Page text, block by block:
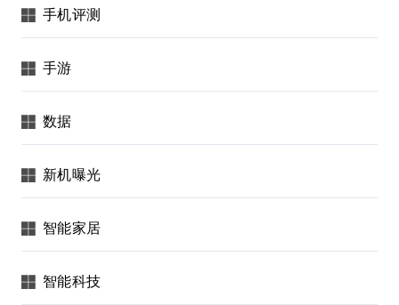
手机评测
手游
数据
新机曝光
智能家居
智能科技